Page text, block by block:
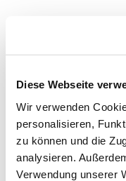
Diese Webseite
Wir verwenden
personalisieren,
zu können und die
analysieren.
Verwendung unserer
Dies